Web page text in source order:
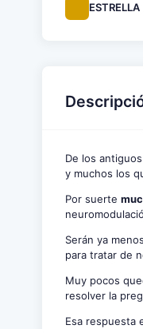
ESTRELLA
De los
y muchos los
Por suerte
Serán ya
para tratar de
Muy pocos
resolver la
Esa respuesta